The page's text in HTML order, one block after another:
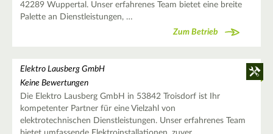
42289 Wuppertal. Unser erfahrenes Team bietet eine breite
Palette an Dienstleistungen, …
Zum Betrieb
Elektro Lausberg GmbH
Keine Bewertungen
Die Elektro Lausberg GmbH in 53842 Troisdorf ist Ihr
kompetenter Partner für eine Vielzahl von
elektrotechnischen Dienstleistungen. Unser erfahrenes Team